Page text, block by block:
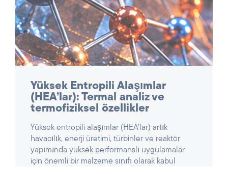
Yüksek entropili alaşımlar (HEA’lar) artık
havacılık, enerji üretimi, türbinler ve reaktör
yapımında yüksek performanslı uygulamalar
için önemli bir malzeme sınıfı olarak kabul
edilmektedir. Karmaşık, çok bileşenli bileşimleri
nedeniyle, yüksek mukavemet, sıcaklık ve
oksidasyon direncinin benzersiz
kombinasyonlarını sergilerler – ancak aynı
zamanda karakterize edilmeleri son derece
zordur.